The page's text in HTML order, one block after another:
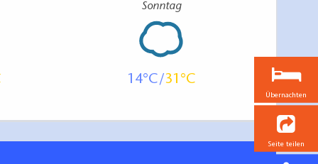
Sonntag
14 31
Übernachten
Seite teilen